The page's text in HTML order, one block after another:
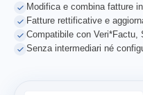
Modifica e combina fatture
Fatture rettificative e
Compatibile con
Senza intermediari né